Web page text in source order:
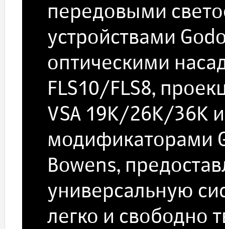
передовыми
устройствами
оптическими
FLS10/FLS8,
VSA 19K/26K/36K
модификаторами
Bowens,
универсальную
легко и свободно